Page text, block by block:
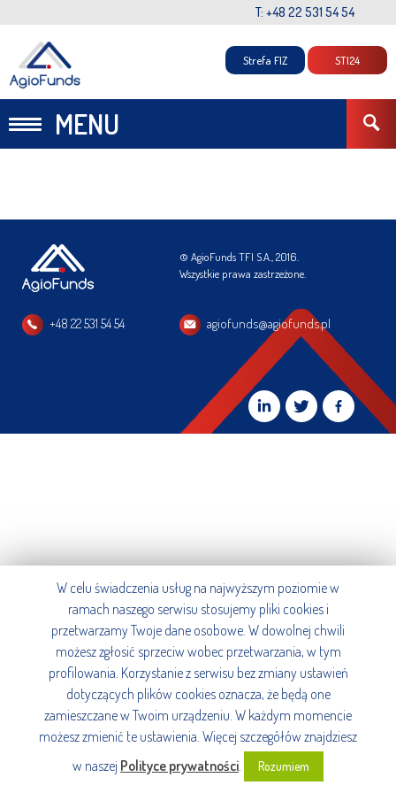
T: +48 22 531 54 54
MENU
Strefa FIZ STI24
© AgioFunds TFI S.A., 2016.
Wszystkie prawa zastrzeżone.
+48 22 531 54 54 agiofunds@agiofunds.pl
W celu świadczenia usług na najwyższym poziomie w
ramach naszego serwisu stosujemy pliki cookies i
przetwarzamy Twoje dane osobowe. W dowolnej chwili
możesz zgłosić sprzeciw wobec przetwarzania, w tym
profilowania. Korzystanie z serwisu bez zmiany ustawień
dotyczących plików cookies oznacza, że będą one
zamieszczane w Twoim urządzeniu. W każdym momencie
możesz zmienić te ustawienia. Więcej szczegółów znajdziesz
w naszej Polityce prywatności. Rozumiem